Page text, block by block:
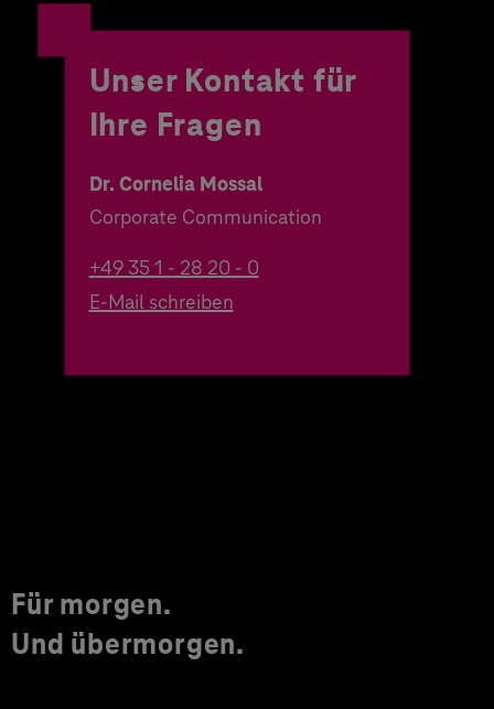
Unser Kontakt für
Ihre Fragen
Dr. Cornelia Mossal
Corporate Communication
+49 35 1 - 28 20 - 0
E-Mail schreiben
Für morgen.
Und übermorgen.